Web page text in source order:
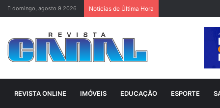
domingo, agosto 9 2026 Notícias de Última Hora
REVISTA ONLINE IMÓVEIS EDUCAÇÃO ESPORTE